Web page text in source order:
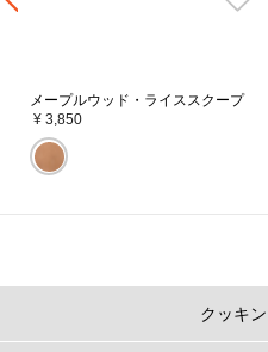
メープルウッド・ライススクープ
¥ 3,850
クッキ